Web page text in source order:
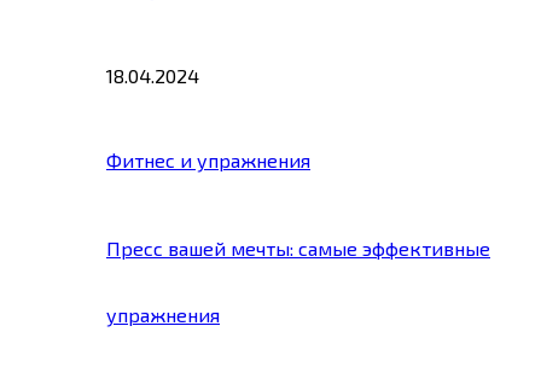
18.04.2024
Фитнес и упражнения
Пресс вашей мечты: самые эффективные
упражнения